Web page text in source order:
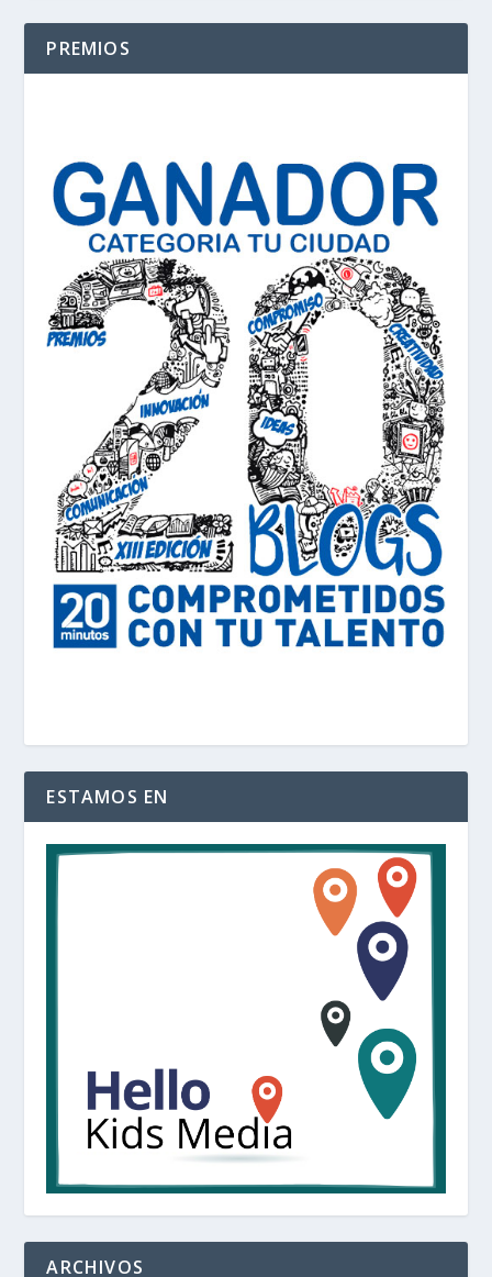
PREMIOS
ESTAMOS EN
ARCHIVOS